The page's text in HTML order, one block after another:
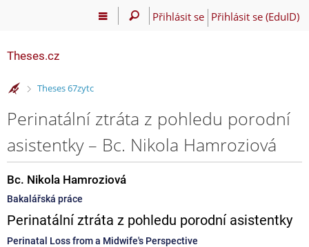
Přihlásit se Přihlásit se (EduID)
Theses.cz
>
Theses 67zytc
Perinatální ztráta z pohledu porodní
asistentky – Bc. Nikola Hamroziová
Bc. Nikola Hamroziová
Bakalářská práce
Perinatální ztráta z pohledu porodní asistentky
Perinatal Loss from a Midwife's Perspective